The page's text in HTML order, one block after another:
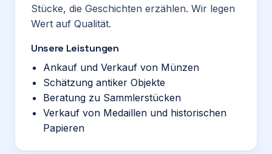
Stücke, die Geschichten erzählen. Wir legen
Wert auf Qualität.
Unsere Leistungen
Ankauf und Verkauf von Münzen
Schätzung antiker Objekte
Beratung zu Sammlerstücken
Verkauf von Medaillen und historischen
Papieren